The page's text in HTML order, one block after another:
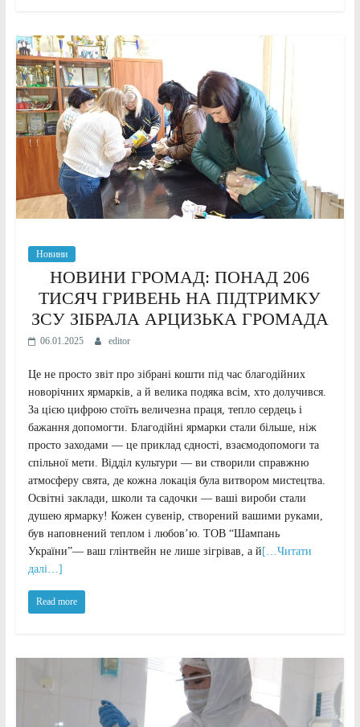
Новини
НОВИНИ ГРОМАД: ПОНАД 206
ТИСЯЧ ГРИВЕНЬ НА ПІДТРИМКУ
ЗСУ ЗІБРАЛА АРЦИЗЬКА ГРОМАДА
06.01.2025 editor
Це не просто звіт про зібрані кошти під час благодійних
новорічних ярмарків, а й велика подяка всім, хто долучився.
За цією цифрою стоїть величезна праця, тепло сердець і
бажання допомогти. Благодійні ярмарки стали більше, ніж
просто заходами — це приклад єдності, взаємодопомоги та
спільної мети. Відділ культури — ви створили справжню
атмосферу свята, де кожна локація була витвором мистецтва.
Освітні заклади, школи та садочки — ваші вироби стали
душею ярмарку! Кожен сувенір, створений вашими руками,
був наповнений теплом і любов’ю. ТОВ “Шампань
України”— ваш глінтвейн не лише зігрівав, а й[…Читати
далі…]
Read more